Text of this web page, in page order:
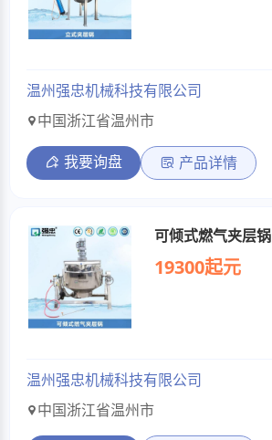
温州强忠机械科技有限公司
中国浙江省温州市
我要询盘 产品详情
可倾式燃气夹层锅
19300起元
温州强忠机械科技有限公司
中国浙江省温州市